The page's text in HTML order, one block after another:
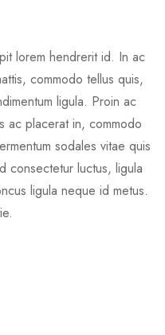
lorem hendrerit id. In ac
commodo tellus quis,
ligula. Proin ac
ac placerat in, commodo
sodales vitae quis
consectetur luctus, ligula
ligula neque id metus.